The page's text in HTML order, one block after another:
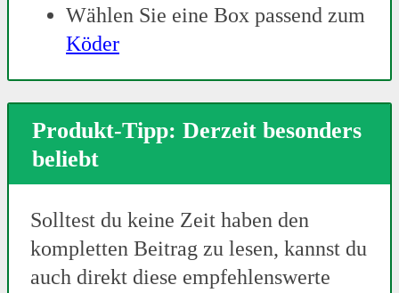
Wählen Sie eine Box passend zum
Köder
Produkt-Tipp: Derzeit besonders
beliebt
Solltest du keine Zeit haben den
kompletten Beitrag zu lesen, kannst du
auch direkt diese empfehlenswerte